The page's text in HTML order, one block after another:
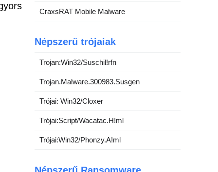
CraxsRAT Mobile Malware
Népszerű trójaiak
Trojan:Win32/Suschil!rfn
Trojan.Malware.300983.Susgen
Trójai: Win32/Cloxer
Trójai:Script/Wacatac.H!ml
Trójai:Win32/Phonzy.A!ml
Népszerű Ransomware